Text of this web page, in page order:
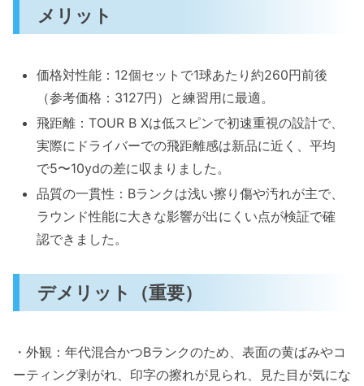
メリット
価格対性能：12個セットで1球あたり約260円前後
（参考価格：3127円）と練習用に最適。
飛距離：TOUR B Xは低スピンで初速重視の設計で、
実際にドライバーでの飛距離感は新品に近く、平均
で5〜10ydの差に収まりました。
品質の一貫性：Bランクは浅い擦り傷や汚れが主で、
ラウンド性能に大きな影響が出にくい点が検証で確
認できました。
デメリット（重要）
・外観：年代混合かつBランクのため、表面の黄ばみやコ
ーティング剥がれ、印字の擦れが見られ、見た目が気にな